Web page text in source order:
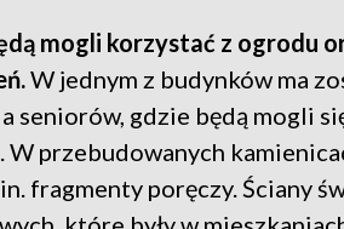
mogli korzystać z ogrodu
W jednym z budynków ma
seniorów, gdzie będą mogli
W przebudowanych
fragmenty poręczy. Ściany